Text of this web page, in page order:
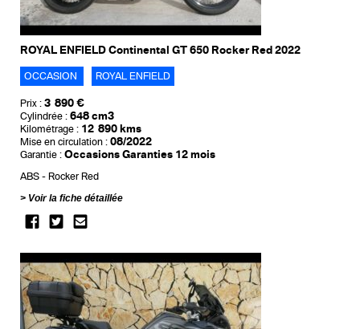
ROYAL ENFIELD Continental GT 650 Rocker Red 2022
OCCASION ROYAL ENFIELD
Prix : 3 890 €
Cylindrée : 648 cm3
Kilométrage : 12 890 kms
Mise en circulation : 08/2022
Garantie : Occasions Garanties 12 mois
ABS
Rocker Red
Voir la fiche détaillée